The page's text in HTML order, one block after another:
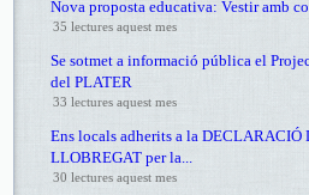
Nova proposta educativa: Vestir amb
35 lectures aquest mes
Se sotmet a informació pública el
del PLATER
33 lectures aquest mes
Ens locals adherits a la DECLARACIÓ
LLOBREGAT per la...
30 lectures aquest mes